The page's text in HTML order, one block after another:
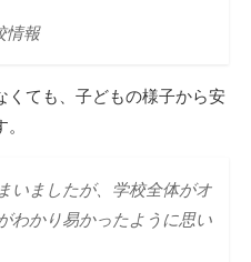
情報
ても、子どもの様子から安
いましたが、学校全体がオ
わかり易かったように思い